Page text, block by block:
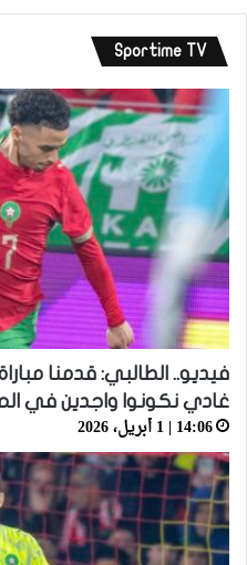
Sportime TV
فيديو.. الطالبي: قدمنا
غادي نكونوا واجدين في
14:06 | 1 أبريل، 2026